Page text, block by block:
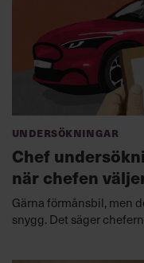
Undersökningar
Chef
när chefen
Gärna förmånsbil, men
snygg. Det säger